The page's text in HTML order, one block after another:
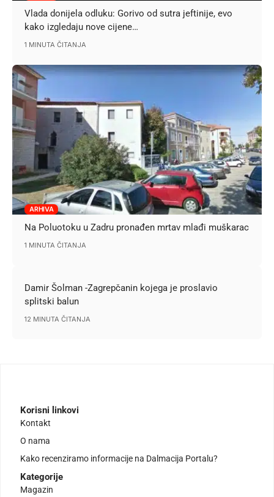
Vlada donijela odluku: Gorivo od sutra jeftinije, evo
kako izgledaju nove cijene…
1 MINUTA ČITANJA
ARHIVA
Na Poluotoku u Zadru pronađen mrtav mlađi muškarac
1 MINUTA ČITANJA
Damir Šolman -Zagrepčanin kojega je proslavio
splitski balun
12 MINUTA ČITANJA
Korisni linkovi
Kontakt
O nama
Kako recenziramo informacije na Dalmacija Portalu?
Kategorije
Magazin